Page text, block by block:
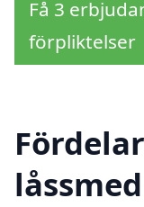
Få 3
förpliktelser